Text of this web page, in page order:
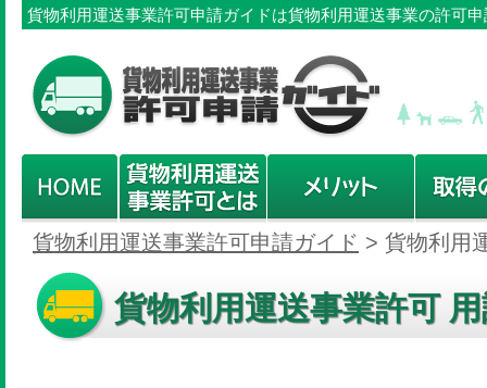
貨物利用運送事業許可申請ガイドは貨物利用運送事業の許可
貨物利用運送事業許可申請ガイド > 貨物利用
貨物利用運送事業許可